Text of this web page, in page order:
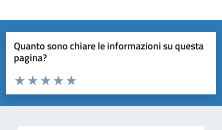
Quanto sono chiare le informazioni su questa
pagina?
Domanda
Valuta da 1 a 5 stelle la pagina
Valuta 5 stelle su 5
Valuta 4 stelle su 5
Valuta 3 stelle su 5
Valuta 2 stelle su 5
Valuta 1 stelle su 5